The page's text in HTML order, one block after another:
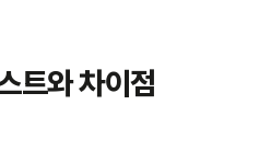
트와 차이점